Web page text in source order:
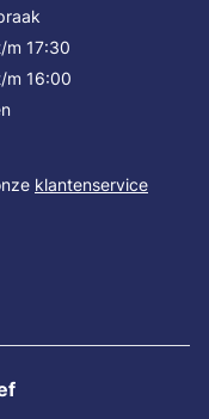
17:30
16:00
klantenservice